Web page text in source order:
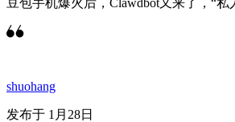
豆包手机爆火后，Clawdbot又来了，“
shuohang
发布于 1月28日